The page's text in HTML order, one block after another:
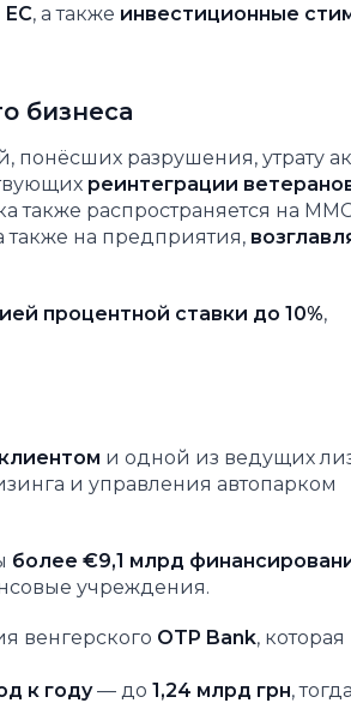
ЕС, а также инвестиционные
бизнеса
разрушения, утрату
реинтеграции
также распространяется на
на предприятия,
процентной ставки до 10%,
и одной из ведущих
и управления автопарком
более €9,1 млрд
учреждения.
венгерского OTP Bank, которая
к году— до 1,24 млрд грн,